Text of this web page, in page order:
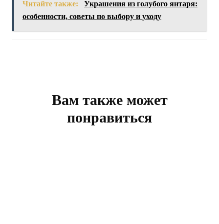
Читайте также:
Украшения из голубого янтаря:
особенности, советы по выбору и уходу
Вам также может
понравиться